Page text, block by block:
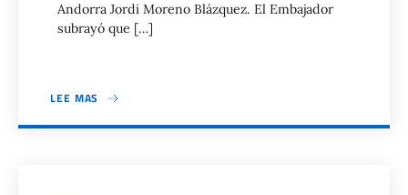
Andorra Jordi Moreno Blázquez. El Embajador
subrayó que […]
LEE MAS